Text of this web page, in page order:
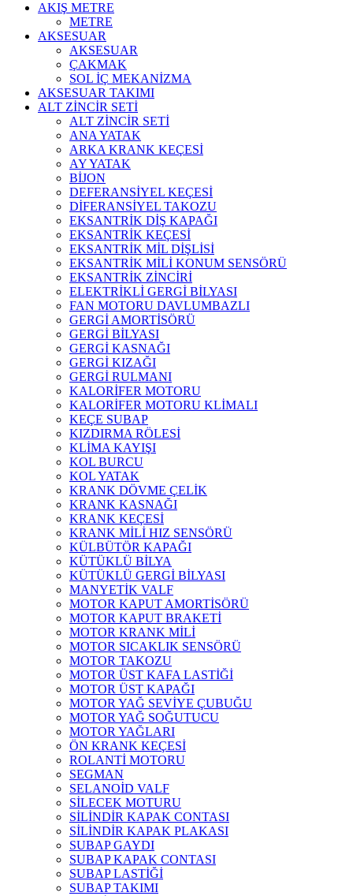
AKIŞ METRE
METRE
AKSESUAR
AKSESUAR
ÇAKMAK
SOL İÇ MEKANİZMA
AKSESUAR TAKIMI
ALT ZİNCİR SETİ
ALT ZİNCİR SETİ
ANA YATAK
ARKA KRANK KEÇESİ
AY YATAK
BİJON
DEFERANSİYEL KEÇESİ
DİFERANSİYEL TAKOZU
EKSANTRİK DİŞ KAPAĞI
EKSANTRİK KEÇESİ
EKSANTRİK MİL DİŞLİSİ
EKSANTRİK MİLİ KONUM SENSÖRÜ
EKSANTRİK ZİNCİRİ
ELEKTRİKLİ GERGİ BİLYASI
FAN MOTORU DAVLUMBAZLI
GERGİ AMORTİSÖRÜ
GERGİ BİLYASI
GERGİ KASNAĞI
GERGİ KIZAĞI
GERGİ RULMANI
KALORİFER MOTORU
KALORİFER MOTORU KLİMALI
KEÇE SUBAP
KIZDIRMA RÖLESİ
KLİMA KAYIŞI
KOL BURCU
KOL YATAK
KRANK DÖVME ÇELİK
KRANK KASNAĞI
KRANK KEÇESİ
KRANK MİLİ HIZ SENSÖRÜ
KÜLBÜTÖR KAPAĞI
KÜTÜKLÜ BİLYA
KÜTÜKLÜ GERGİ BİLYASI
MANYETİK VALF
MOTOR KAPUT AMORTİSÖRÜ
MOTOR KAPUT BRAKETİ
MOTOR KRANK MİLİ
MOTOR SICAKLIK SENSÖRÜ
MOTOR TAKOZU
MOTOR ÜST KAFA LASTİĞİ
MOTOR ÜST KAPAĞI
MOTOR YAĞ SEVİYE ÇUBUĞU
MOTOR YAĞ SOĞUTUCU
MOTOR YAĞLARI
ÖN KRANK KEÇESİ
ROLANTİ MOTORU
SEGMAN
SELANOİD VALF
SİLECEK MOTURU
SİLİNDİR KAPAK CONTASI
SİLİNDİR KAPAK PLAKASI
SUBAP GAYDI
SUBAP KAPAK CONTASI
SUBAP LASTİĞİ
SUBAP TAKIMI